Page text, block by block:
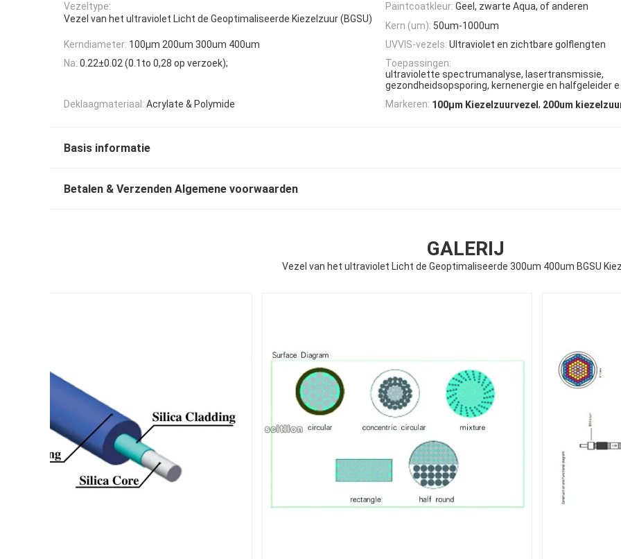
Vezeltype:
Vezel van het ultraviolet Licht de Geoptimaliseerde Kiezelzuur (BGSU)
Paintcoatkleur: Geel, zwarte Aqua, of anderen
Kern (um): 50um-1000um
Kerndiameter: 100μm 200um 300um 400um UVVIS-vezels: Ultraviolet en zichtbare golflengten
Na: 0.22±0.02 (0.1to 0,28 op verzoek);
Toepassingen:
ultraviolette spectrumanalyse, lasertransmissie,
gezondheidsopsporing, kernenergie en halfgeleider e
Deklaagmateriaal: Acrylate & Polymide Markeren: 100μm Kiezelzuurvezel , 200um
Basis informatie
Betalen & Verzenden Algemene voorwaarden
GALERIJ
Vezel van het ultraviolet Licht de Geoptimaliseerde 300um 400um BGSU